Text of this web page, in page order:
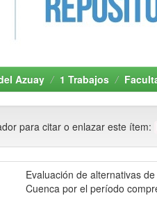
Azuay 1 Trabajos
para citar o enlazar este ítem:
Evaluación de alternativas
Cuenca por el período